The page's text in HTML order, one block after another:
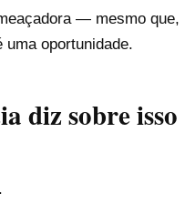
— mesmo que,
oportunidade.
diz sobre isso